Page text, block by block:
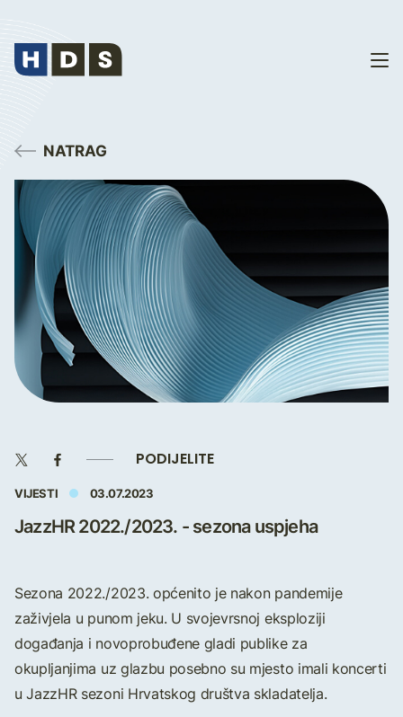
NATRAG
PODIJELITE
VIJESTI 03.07.2023
JazzHR 2022./2023. - sezona uspjeha
Sezona 2022./2023. općenito je nakon pandemije
zaživjela u punom jeku. U svojevrsnoj eksploziji
događanja i novoprobuđene gladi publike za
okupljanjima uz glazbu posebno su mjesto imali koncerti
u JazzHR sezoni Hrvatskog društva skladatelja.